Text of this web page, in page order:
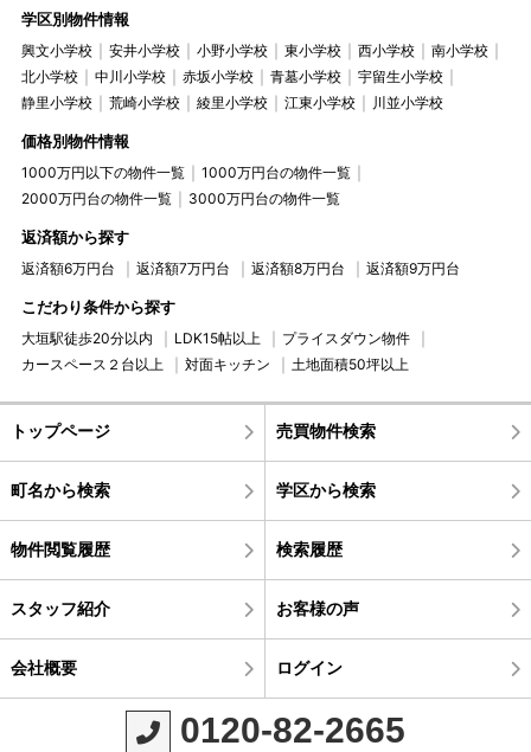
学区別物件情報
興文小学校 安井小学校 小野小学校 東小学校 西小学校
南小学校
北小学校
中川小学校 赤坂小学校 青墓小学校
宇留生小学校
静里小学校
荒崎小学校 綾里小学校 江東小学校 川並小学校
価格別物件情報
1000万円以下の物件一覧
1000万円台の物件一覧
2000万円台の物件一覧
3000万円台の物件一覧
返済額から探す
返済額6万円台 返済額7万円台 返済額8万円台 返済額9万円台
こだわり条件から探す
大垣駅徒歩20分以内 LDK15帖以上
プライスダウン物件
カースペース２台以上
対面キッチン 土地面積50坪以上
トップページ 売買物件検索
町名から検索 学区から検索
物件閲覧履歴 検索履歴
スタッフ紹介 お客様の声
会社概要 ログイン
0120-82-2665